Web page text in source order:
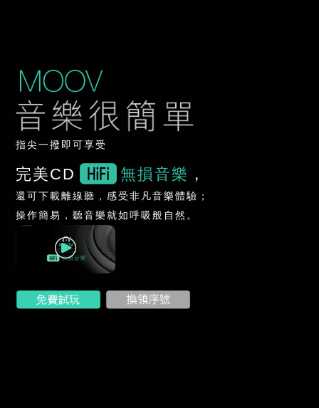
指尖一撥即可享受
完美CD 無損音樂 ，
還可下載離線聽，感受非凡音樂體驗；
操作簡易，聽音樂就如呼吸般自然。